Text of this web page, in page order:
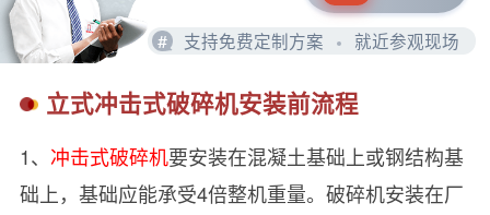
# 支持免费定制方案 就近参观现场
立式冲击式破碎机安装前流程
1、 冲击式破碎机要安装在混凝土基础上或钢结构基
础上，基础应能承受4倍整机重量。破碎机安装在厂